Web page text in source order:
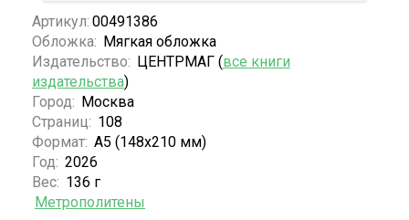
Артикул: 00491386
Обложка: Мягкая обложка
Издательство: ЦЕНТРМАГ (все книги
издательства)
Город: Москва
Страниц: 108
Формат: А5 (148x210 мм)
Год: 2026
Вес: 136 г
Метрополитены